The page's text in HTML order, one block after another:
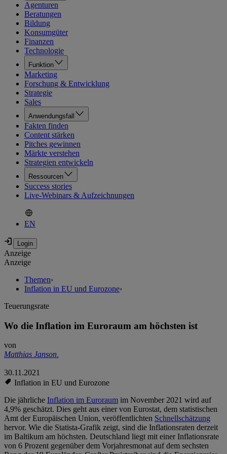
Agenturen
Beratungen
Bildung
Konsumgüter
Finanzen
Technologie
Funktion
Marketing
Forschung & Entwicklung
Strategie
Sales
Anwendungsfall
Fakten finden
Content stärken
Pitches gewinnen
Märkte verstehen
Strategien entwickeln
Ressourcen
Success stories
Live-Webinars & Aufzeichnungen
EN
Anzeige
Anzeige
Themen›
Inflation in EU und Eurozone›
Teuerungsrate
Wo die Inflation im Euroraum am höchsten ist
von
Matthias Janson,
30.11.2021
Inflation in EU und Eurozone
Die jährliche Inflation im Euroraum im November 2021 wird auf
4,9% geschätzt. Dies geht aus einer von Eurostat, dem statistischen
Amt der Europäischen Union, veröffentlichten Schnellschätzung
hervor. Wie die Statista-Grafik zeigt, sind die Inflationsraten derzeit
im Baltikum am höchsten. Deutschland liegt mit einer Inflationsrate
von 6 Prozent gegenüber dem Vorjahresmonat auf dem sechsten